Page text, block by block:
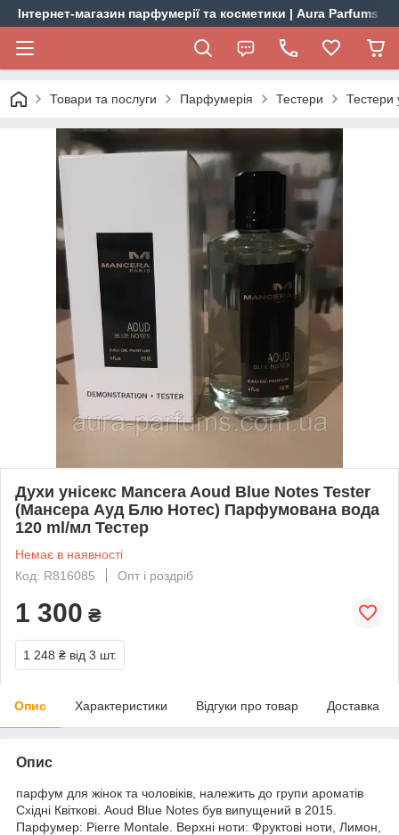
Інтернет-магазин парфумерії та косметики | Aura Parfums
Товари та послуги Парфумерія Тестери Тестери
Духи унісекс Mancera Aoud Blue Notes Tester
(Мансера Ауд Блю Нотес) Парфумована вода
120 ml/мл Тестер
Немає в наявності
Код: R816085
Опт і роздріб
1 300 ₴
1 248 ₴ від 3 шт.
Опис Характеристики Відгуки про товар Доставка
Опис
парфум для жінок та чоловіків, належить до групи ароматів
Східні Квіткові. Aoud Blue Notes був випущений в 2015.
Парфумер: Pierre Montale. Верхні ноти: Фруктові ноти, Лимон,